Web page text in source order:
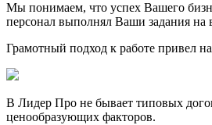
Мы понимаем, что успех Вашего
персонал выполнял Ваши задания на
Грамотный подход к работе привел
В Лидер Про не бывает типовых
ценообразующих факторов.